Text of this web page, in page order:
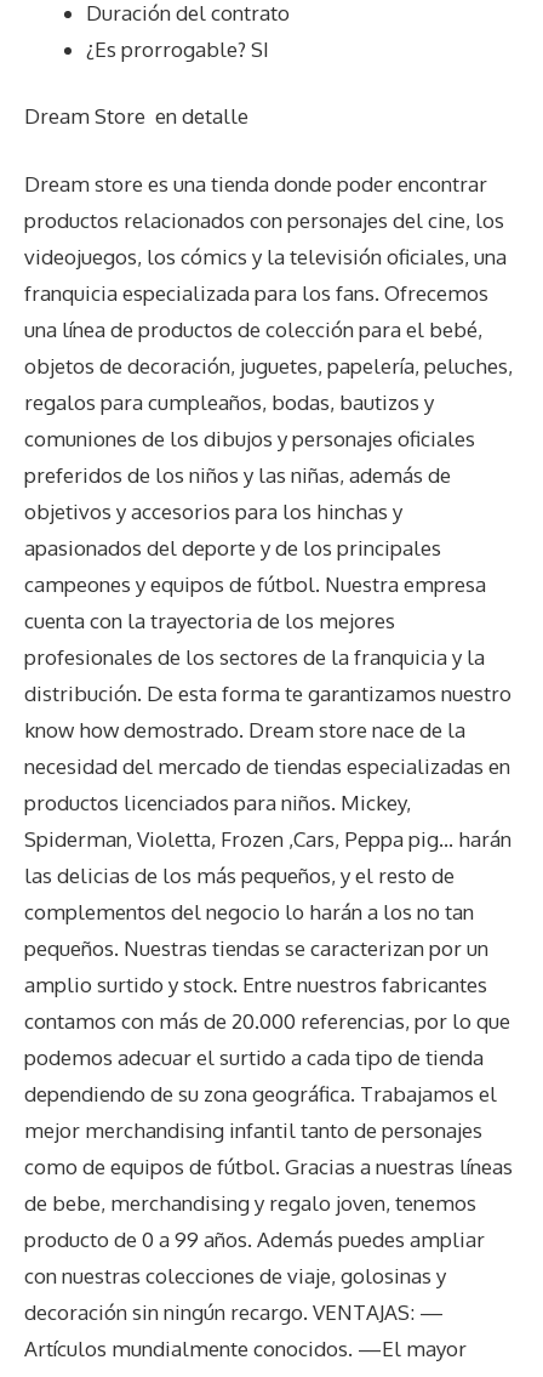
Duración del contrato
¿Es prorrogable? SI
Dream Store en detalle
Dream store es una tienda donde poder encontrar
productos relacionados con personajes del cine, los
videojuegos, los cómics y la televisión oficiales, una
franquicia especializada para los fans. Ofrecemos
una línea de productos de colección para el bebé,
objetos de decoración, juguetes, papelería, peluches,
regalos para cumpleaños, bodas, bautizos y
comuniones de los dibujos y personajes oficiales
preferidos de los niños y las niñas, además de
objetivos y accesorios para los hinchas y
apasionados del deporte y de los principales
campeones y equipos de fútbol. Nuestra empresa
cuenta con la trayectoria de los mejores
profesionales de los sectores de la franquicia y la
distribución. De esta forma te garantizamos nuestro
know how demostrado. Dream store nace de la
necesidad del mercado de tiendas especializadas en
productos licenciados para niños. Mickey,
Spiderman, Violetta, Frozen ,Cars, Peppa pig… harán
las delicias de los más pequeños, y el resto de
complementos del negocio lo harán a los no tan
pequeños. Nuestras tiendas se caracterizan por un
amplio surtido y stock. Entre nuestros fabricantes
contamos con más de 20.000 referencias, por lo que
podemos adecuar el surtido a cada tipo de tienda
dependiendo de su zona geográfica. Trabajamos el
mejor merchandising infantil tanto de personajes
como de equipos de fútbol. Gracias a nuestras líneas
de bebe, merchandising y regalo joven, tenemos
producto de 0 a 99 años. Además puedes ampliar
con nuestras colecciones de viaje, golosinas y
decoración sin ningún recargo. VENTAJAS: —
Artículos mundialmente conocidos. —El mayor